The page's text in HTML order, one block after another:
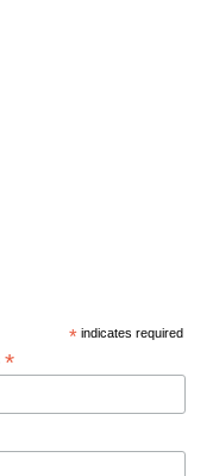
* indicates required
*